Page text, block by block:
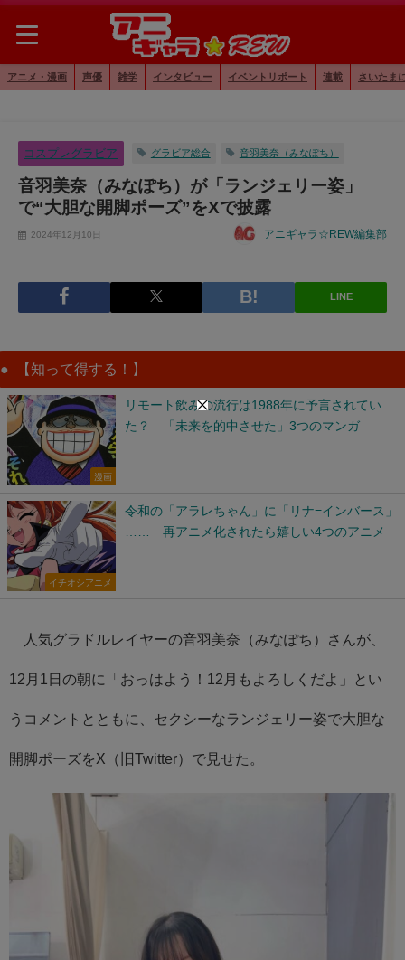
アニメ・漫画 声優 雑学 インタビュー イベントリポート 連載 さいたま
コスプレグラビア グラビア総合 音羽美奈（みなぽち）
音羽美奈（みなぽち）が「ランジェリー姿」
で“大胆な開脚ポーズ”をXで披露
2024年12月10日 アニギャラ☆REW編集部
LINE
【知って得する！】
漫画
リモート飲みの流行は1988年に予言されてい
た？ 「未来を的中させた」3つのマンガ
イチオシアニメ
令和の「アラレちゃん」に「リナ=インバース」
…… 再アニメ化されたら嬉しい4つのアニメ
人気グラドルレイヤーの音羽美奈（みなぽち）さんが、
12月1日の朝に「おっはよう！12月もよろしくだよ」とい
うコメントとともに、セクシーなランジェリー姿で大胆な
開脚ポーズをX（旧Twitter）で見せた。